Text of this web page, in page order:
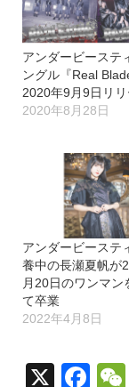
アンダービーステ
ングル『Real
2020年9月9日リリ
2020年8月28日
アンダービーステ
養中の長瀬夏帆が
月20日のワンマン
て卒業
2022年4月8日
X